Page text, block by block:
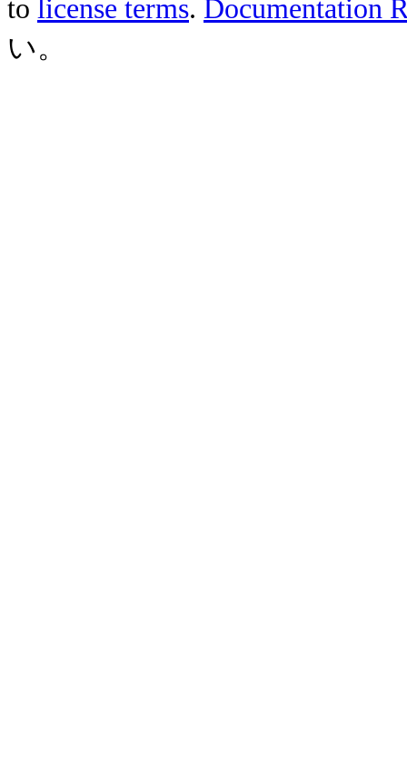
to license terms. Documentation
い。